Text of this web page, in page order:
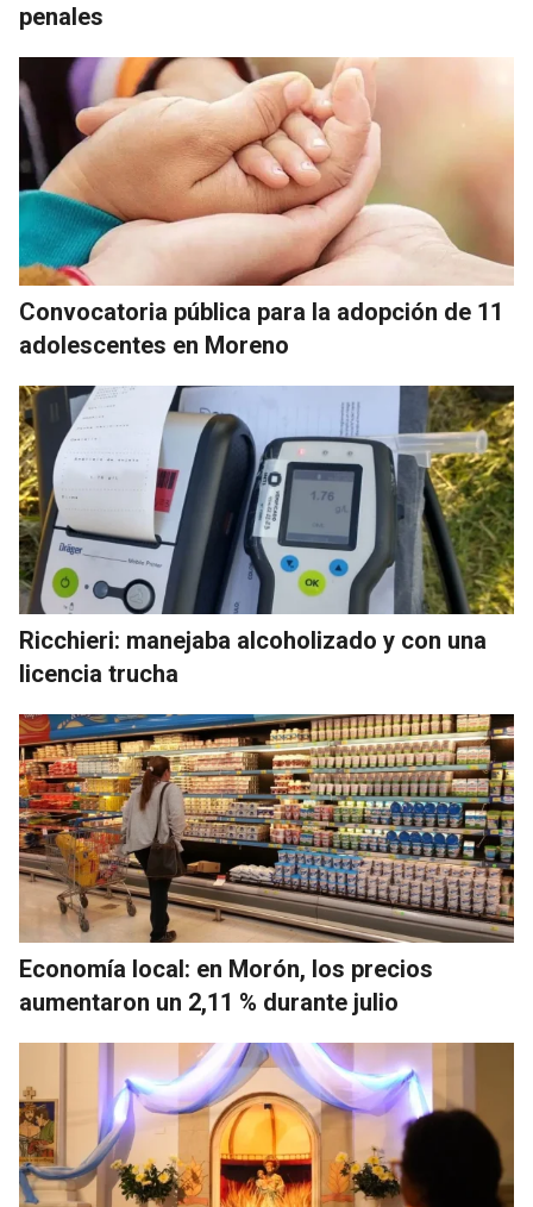
penales
Convocatoria pública para la adopción de 11
adolescentes en Moreno
Ricchieri: manejaba alcoholizado y con una
licencia trucha
Economía local: en Morón, los precios
aumentaron un 2,11 % durante julio